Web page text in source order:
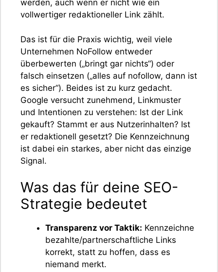
werden, auch wenn er nicht wie ein
vollwertiger redaktioneller Link zählt.
Das ist für die Praxis wichtig, weil viele
Unternehmen NoFollow entweder
überbewerten („bringt gar nichts“) oder
falsch einsetzen („alles auf nofollow, dann ist
es sicher“). Beides ist zu kurz gedacht.
Google versucht zunehmend, Linkmuster
und Intentionen zu verstehen: Ist der Link
gekauft? Stammt er aus Nutzerinhalten? Ist
er redaktionell gesetzt? Die Kennzeichnung
ist dabei ein starkes, aber nicht das einzige
Signal.
Was das für deine SEO-
Strategie bedeutet
Transparenz vor Taktik: Kennzeichne
bezahlte/partnerschaftliche Links
korrekt, statt zu hoffen, dass es
niemand merkt.